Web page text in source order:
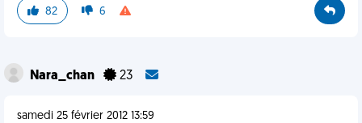
82 6
Nara_chan 23
samedi 25 février 2012 13:59